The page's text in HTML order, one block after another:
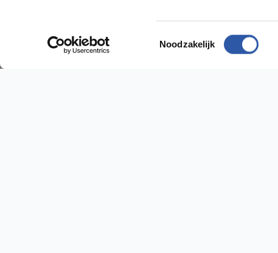
Toestemmingsselectie
Noodzakelijk
Socialmedia